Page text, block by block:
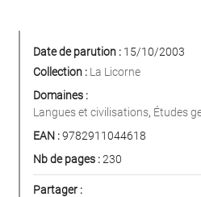
Date de parution : 15/10/2003
Collection : La Licorne
Domaines :
Langues et civilisations, Études
EAN :9782911044618
Nb de pages :230
Partager :